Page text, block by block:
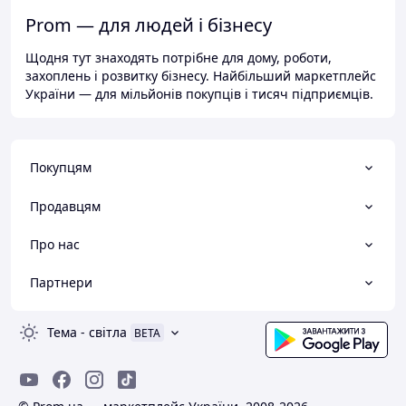
Prom — для людей і бізнесу
Щодня тут знаходять потрібне для дому, роботи,
захоплень і розвитку бізнесу. Найбільший маркетплейс
України — для мільйонів покупців і тисяч підприємців.
Покупцям
Продавцям
Про нас
Партнери
Тема - світла BETA